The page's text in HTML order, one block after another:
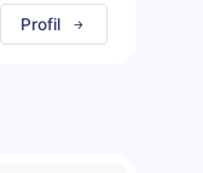
Profil